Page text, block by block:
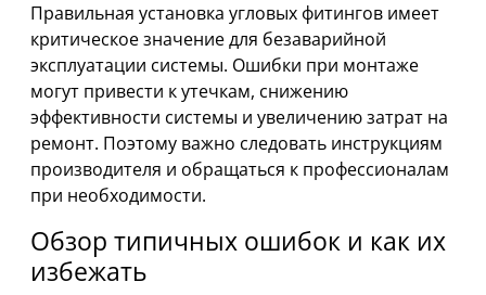
Правильная установка угловых фитингов имеет
критическое значение для безаварийной
эксплуатации системы. Ошибки при монтаже
могут привести к утечкам, снижению
эффективности системы и увеличению затрат на
ремонт. Поэтому важно следовать инструкциям
производителя и обращаться к профессионалам
при необходимости.
Обзор типичных ошибок и как их
избежать